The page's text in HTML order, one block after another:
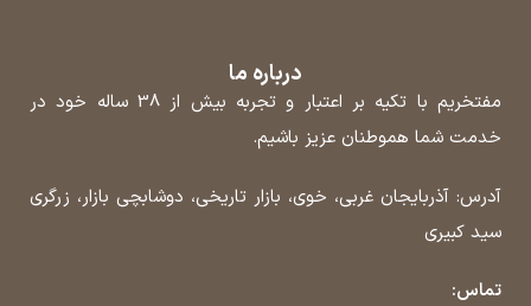
درباره ما
مفتخریم با تکیه بر اعتبار و تجربه بیش از 38 ساله خود در
خدمت شما هموطنان عزیز باشیم.
آدرس: آذربایجان غربی، خوی، بازار تاریخی، دوشابچی بازار، زرگری
سید کبیری
تماس: